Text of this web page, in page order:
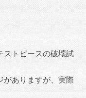
ストピースの破壊試
がありますが、実際